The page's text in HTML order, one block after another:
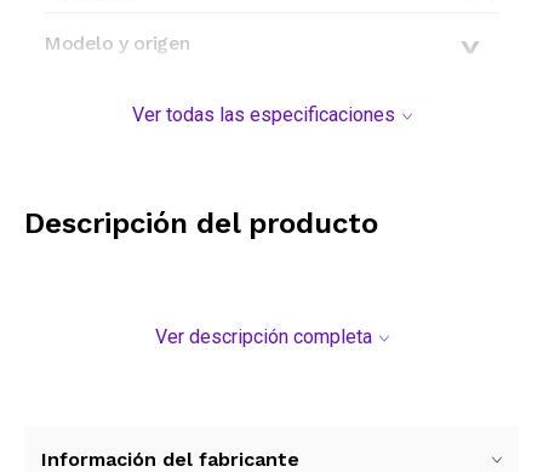
Modelo y origen
Ver todas las especificaciones
Descripción del producto
Ver descripción completa
Información del fabricante